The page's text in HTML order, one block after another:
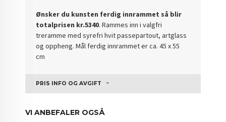
Ønsker du kunsten ferdig innrammet så blir
totalprisen kr.5340. Rammes inn i valgfri
treramme med syrefri hvit passepartout, artglass
og oppheng. Mål ferdig innrammet er ca. 45 x 55
cm
PRIS INFO OG AVGIFT
VI ANBEFALER OGSÅ